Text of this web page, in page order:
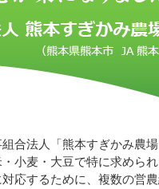
合法人「熊本すぎかみ農
小麦・大豆で特に求めら
応するために、複数の営